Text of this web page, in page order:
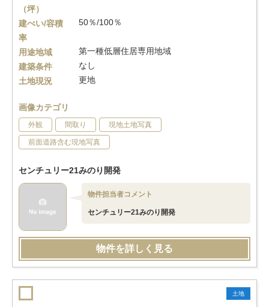
（坪）
建ぺい/容積
率
50％/100％
用途地域
第一種低層住居専用地域
建築条件
なし
土地現況
更地
画像カテゴリ
外観 間取り 現地土地写真
前面道路含む現地写真
センチュリー21みのり開発
物件担当者コメント
センチュリー21みのり開発
物件を詳しく見る
土地